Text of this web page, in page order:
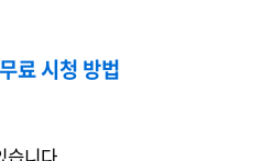
료 시청 방법